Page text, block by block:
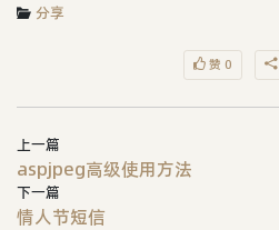
分享
赞 0
上一篇
aspjpeg高级使用方法
下一篇
情人节短信